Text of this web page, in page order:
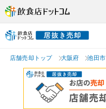
店舗売却トップ 大阪府 池田市